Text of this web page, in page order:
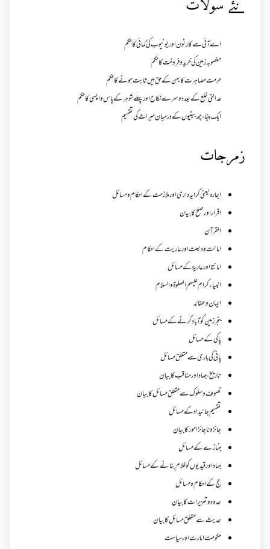
نئے سولات
اے آئی سے کارٹون اور یوٹیوب کی کمائی کا حکم
مغصوبہ زمین کی خرید و فروخت کا حکم
حرمت مصاہرت کا بہن کے حق میں ثابت ہونے کا حکم
عدالتی خلع کے بعد دوسرے نکاح اور پہلے شوہر کے پاس واپسی کا حکم
ایک بیٹا ، چھ بیٹیوں کے درمیان میراث کی تقسیم
زمرجات
اجارہ یعنی کرایہ داری اور ملازمت کے احکام و مسائل
اقرار اور صلح کا بیان
القرآن
امانت ودیعت اورعاریت کے احکام
امانتا اور عاریة کے مسائل
انبیاء کرام علیہم الصلوۃ والسلام
ایمان وعقائد
بنجر زمین کو آباد کرنے کے مسائل
پاکی کے مسائل
پانی کی باری سے متعلق مسائل
تاریخ،جہاد اور مناقب کا بیان
تصوف و سلوک سے متعلق مسائل کا بیان
تقسیم جائیداد کے مسائل
جائز و ناجائزامور کا بیان
جنازے کےمسائل
جہاد اور قیدیوں کو غلام بنانے کے مسائل
حج کے احکام ومسائل
حدود و تعزیرات کا بیان
حدیث سے متعلق مسائل کا بیان
حکومت امارت اور سیاست